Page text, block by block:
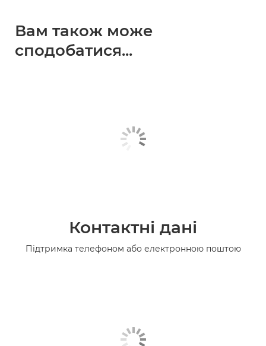
Вам також може
сподобатися...
Контактні дані
Підтримка телефоном або електронною поштою